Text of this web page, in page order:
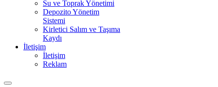
Su ve Toprak Yönetimi
Depozito Yönetim
Sistemi
Kirletici Salım ve Taşıma
Kaydı
İletişim
İletişim
Reklam